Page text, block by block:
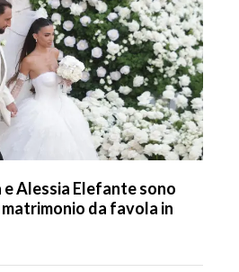
e Alessia Elefante sono
da favola in